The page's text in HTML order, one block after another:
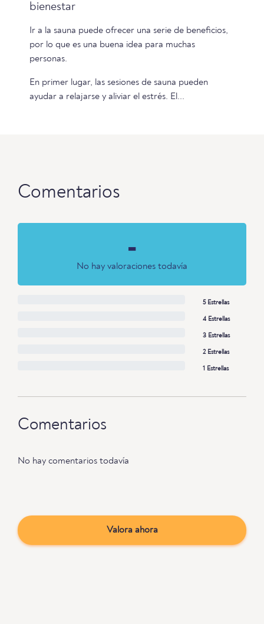
bienestar
Ir a la sauna puede ofrecer una serie de beneficios,
por lo que es una buena idea para muchas
personas.
En primer lugar, las sesiones de sauna pueden
ayudar a relajarse y aliviar el estrés. El...
Comentarios
-
No hay valoraciones todavía
5 Estrellas
4 Estrellas
3 Estrellas
2 Estrellas
1 Estrellas
Comentarios
No hay comentarios todavía
Valora ahora